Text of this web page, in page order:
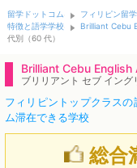
留学ドットコム フィリピン留
特徴と語学学校
Brilliant Cebu
代別（60 代）
Brilliant Cebu English
ブリリアント セブ イング
フィリピントップクラス
ム滞在できる学校
総合